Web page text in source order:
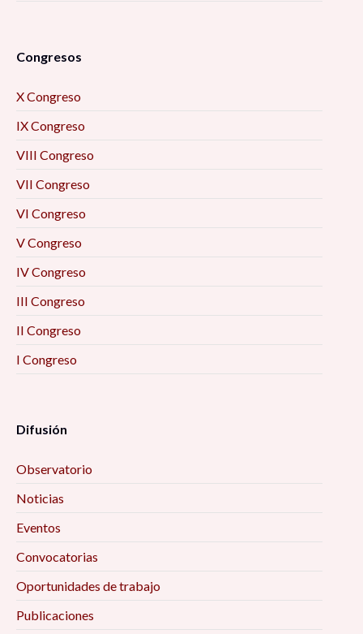
Congresos
X Congreso
IX Congreso
VIII Congreso
VII Congreso
VI Congreso
V Congreso
IV Congreso
III Congreso
II Congreso
I Congreso
Difusión
Observatorio
Noticias
Eventos
Convocatorias
Oportunidades de trabajo
Publicaciones